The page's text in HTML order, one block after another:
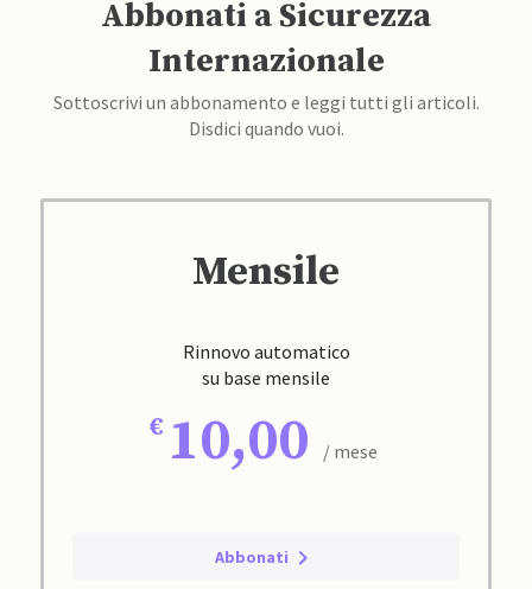
Abbonati a Sicurezza
Internazionale
Sottoscrivi un abbonamento e leggi tutti gli articoli.
Disdici quando vuoi.
Mensile
Rinnovo automatico
su base mensile
10,00 / mese
Abbonati